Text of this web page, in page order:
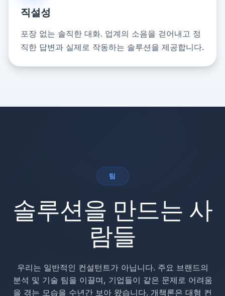
직설성
포장 없는 솔직한 대화. 업계의 소음을 걷어내고 정
직한 답변과 실제로 작동하는 솔루션을 제공합니다.
팀
솔루션을 만드는 사
람들
우리는 일반적인 컨설턴트가 아닙니다. 주요 브랜드의
분석 및 기술 팀을 이끌며, 기업들이 같은 문제로 어려움
을 겪는 모습을 수년간 보아 왔습니다. 개책론은 대형 컨